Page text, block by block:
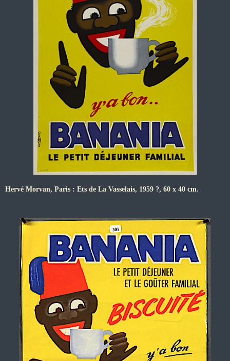
Hervé Morvan, Paris : Ets de La Vasselais, 1959 ?, 60 x 40 cm.